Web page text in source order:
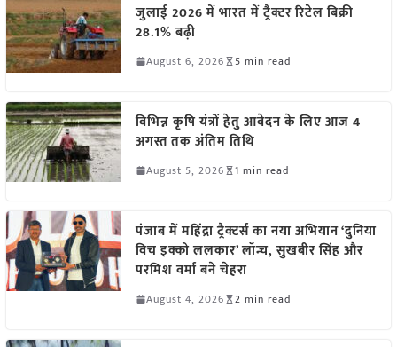
जुलाई 2026 में भारत में ट्रैक्टर रिटेल बिक्री
28.1% बढ़ी
August 6, 2026 5 min read
विभिन्न कृषि यंत्रों हेतु आवेदन के लिए आज 4
अगस्त तक अंतिम तिथि
August 5, 2026 1 min read
पंजाब में महिंद्रा ट्रैक्टर्स का नया अभियान ‘दुनिया
विच इक्को ललकार’ लॉन्च, सुखबीर सिंह और
परमिश वर्मा बने चेहरा
August 4, 2026 2 min read